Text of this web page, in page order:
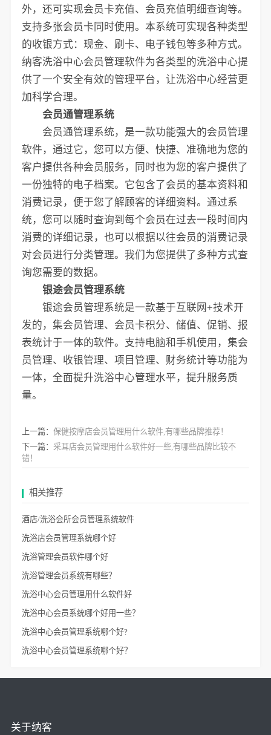
外，还可实现会员卡充值、会员充值明细查询等。
支持多张会员卡同时使用。本系统可实现各种类型
的收银方式：现金、刷卡、电子钱包等多种方式。
纳客洗浴中心会员管理软件为各类型的洗浴中心提
供了一个安全有效的管理平台，让洗浴中心经营更
加科学合理。
会员通管理系统
会员通管理系统，是一款功能强大的会员管理
软件，通过它，您可以方便、快捷、准确地为您的
客户提供各种会员服务，同时也为您的客户提供了
一份独特的电子档案。它包含了会员的基本资料和
消费记录，便于您了解顾客的详细资料。通过系
统，您可以随时查询到每个会员在过去一段时间内
消费的详细记录，也可以根据以往会员的消费记录
对会员进行分类管理。我们为您提供了多种方式查
询您需要的数据。
银途会员管理系统
银途会员管理系统是一款基于互联网+技术开
发的，集会员管理、会员卡积分、储值、促销、报
表统计于一体的软件。支持电脑和手机使用，集会
员管理、收银管理、项目管理、财务统计等功能为
一体，全面提升洗浴中心管理水平，提升服务质
量。
上一篇： 保健按摩店会员管理用什么软件,有哪些品牌推荐！
下一篇： 采耳店会员管理用什么软件好一些,有哪些品牌比较不
错！
相关推荐
酒店/洗浴会所会员管理系统软件
洗浴店会员管理系统哪个好
洗浴管理会员软件哪个好
洗浴管理会员系统有哪些？
洗浴中心会员管理用什么软件好
洗浴中心会员系统哪个好用一些？
洗浴中心会员管理系统哪个好?
洗浴中心会员管理系统哪个好？
关于纳客